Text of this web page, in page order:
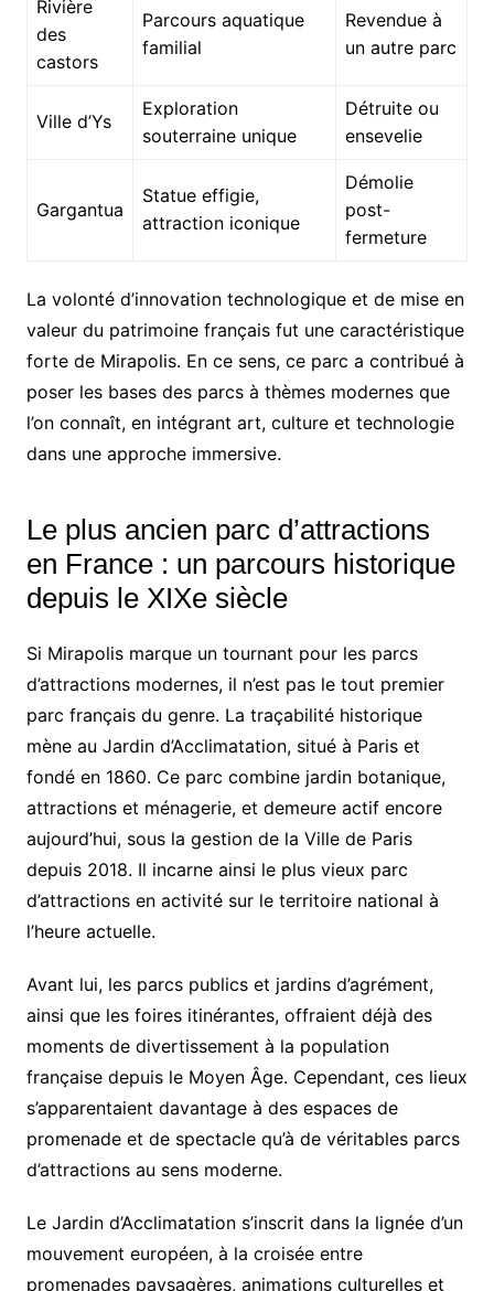
Rivière
des
castors
Parcours aquatique
familial
Revendue à
un autre parc
Ville d’Ys
Exploration
souterraine unique
Détruite ou
ensevelie
Gargantua
Statue effigie,
attraction iconique
Démolie
post-
fermeture
La volonté d’innovation technologique et de mise en
valeur du patrimoine français fut une caractéristique
forte de Mirapolis. En ce sens, ce parc a contribué à
poser les bases des parcs à thèmes modernes que
l’on connaît, en intégrant art, culture et technologie
dans une approche immersive.
Le plus ancien parc d’attractions
en France : un parcours historique
depuis le XIXe siècle
Si Mirapolis marque un tournant pour les parcs
d’attractions modernes, il n’est pas le tout premier
parc français du genre. La traçabilité historique
mène au Jardin d’Acclimatation, situé à Paris et
fondé en 1860. Ce parc combine jardin botanique,
attractions et ménagerie, et demeure actif encore
aujourd’hui, sous la gestion de la Ville de Paris
depuis 2018. Il incarne ainsi le plus vieux parc
d’attractions en activité sur le territoire national à
l’heure actuelle.
Avant lui, les parcs publics et jardins d’agrément,
ainsi que les foires itinérantes, offraient déjà des
moments de divertissement à la population
française depuis le Moyen Âge. Cependant, ces lieux
s’apparentaient davantage à des espaces de
promenade et de spectacle qu’à de véritables parcs
d’attractions au sens moderne.
Le Jardin d’Acclimatation s’inscrit dans la lignée d’un
mouvement européen, à la croisée entre
promenades paysagères, animations culturelles et